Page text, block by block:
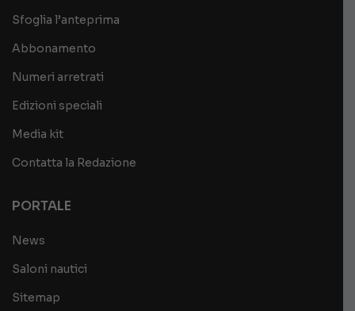
Sfoglia l’anteprima
Abbonamento
Numeri arretrati
Edizioni speciali
Media kit
Contatta la Redazione
PORTALE
News
Saloni nautici
Sitemap